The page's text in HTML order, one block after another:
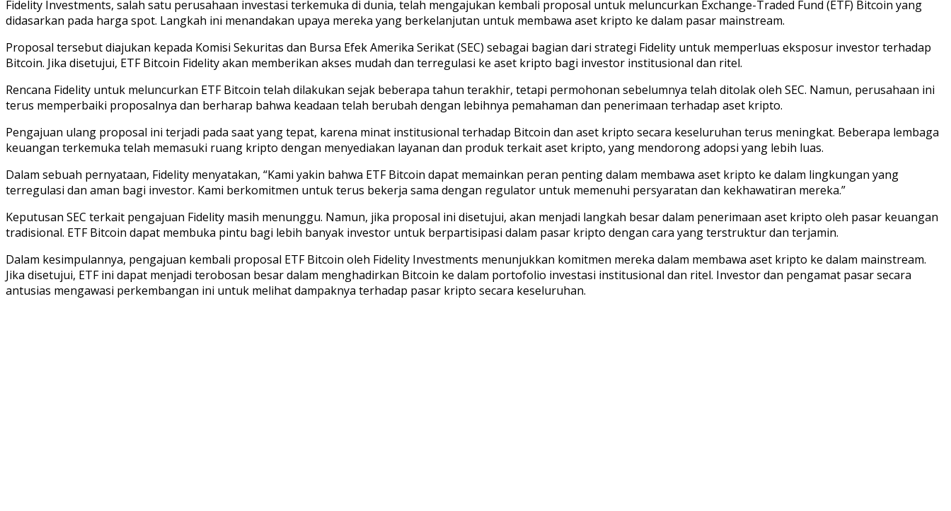
Fidelity Investments, salah satu perusahaan investasi terkemuka di dunia, telah mengajukan kembali proposal untuk meluncurkan Exchange-Traded Fund (ETF) Bitcoin yang
didasarkan pada harga spot. Langkah ini menandakan upaya mereka yang berkelanjutan untuk membawa aset kripto ke dalam pasar mainstream.
Proposal tersebut diajukan kepada Komisi Sekuritas dan Bursa Efek Amerika Serikat (SEC) sebagai bagian dari strategi Fidelity untuk memperluas eksposur investor terhadap
Bitcoin. Jika disetujui, ETF Bitcoin Fidelity akan memberikan akses mudah dan terregulasi ke aset kripto bagi investor institusional dan ritel.
Rencana Fidelity untuk meluncurkan ETF Bitcoin telah dilakukan sejak beberapa tahun terakhir, tetapi permohonan sebelumnya telah ditolak oleh SEC. Namun, perusahaan ini
terus memperbaiki proposalnya dan berharap bahwa keadaan telah berubah dengan lebihnya pemahaman dan penerimaan terhadap aset kripto.
Pengajuan ulang proposal ini terjadi pada saat yang tepat, karena minat institusional terhadap Bitcoin dan aset kripto secara keseluruhan terus meningkat. Beberapa lembaga
keuangan terkemuka telah memasuki ruang kripto dengan menyediakan layanan dan produk terkait aset kripto, yang mendorong adopsi yang lebih luas.
Dalam sebuah pernyataan, Fidelity menyatakan, “Kami yakin bahwa ETF Bitcoin dapat memainkan peran penting dalam membawa aset kripto ke dalam lingkungan yang
terregulasi dan aman bagi investor. Kami berkomitmen untuk terus bekerja sama dengan regulator untuk memenuhi persyaratan dan kekhawatiran mereka.”
Keputusan SEC terkait pengajuan Fidelity masih menunggu. Namun, jika proposal ini disetujui, akan menjadi langkah besar dalam penerimaan aset kripto oleh pasar keuangan
tradisional. ETF Bitcoin dapat membuka pintu bagi lebih banyak investor untuk berpartisipasi dalam pasar kripto dengan cara yang terstruktur dan terjamin.
Dalam kesimpulannya, pengajuan kembali proposal ETF Bitcoin oleh Fidelity Investments menunjukkan komitmen mereka dalam membawa aset kripto ke dalam mainstream.
Jika disetujui, ETF ini dapat menjadi terobosan besar dalam menghadirkan Bitcoin ke dalam portofolio investasi institusional dan ritel. Investor dan pengamat pasar secara
antusias mengawasi perkembangan ini untuk melihat dampaknya terhadap pasar kripto secara keseluruhan.